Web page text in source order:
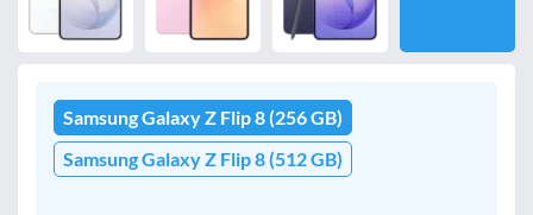
Samsung Galaxy Z Flip 8 (256 GB)
Samsung Galaxy Z Flip 8 (512 GB)